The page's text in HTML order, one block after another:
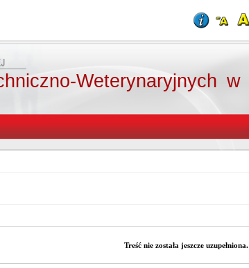
Weterynaryjnych w
Treść nie została jeszcze uzupełniona.